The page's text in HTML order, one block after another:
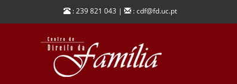
: 239 821 043 | : cdf@fd.uc.pt